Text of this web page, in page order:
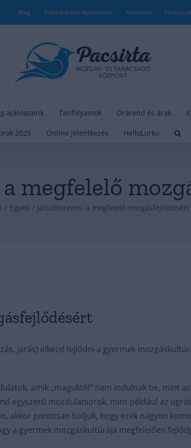
Blog Adatvédelmi tájékoztató Házirend
ajánlataink Tanfolyamok Órarend és árak
2025 Online jelentkezés HelloLurko
megfelelő
/ Egyéb / Játszóterezés- a megfelelő mozgásfejlődésért
járás) elkezd fejlődni a gyermek
amik „maguktól” nem indulnak be, mint
egyszerű mozdulatsorok, mint például az
akkor pontosan tudjuk, hogy ezek nagyon
a gyermek mozgáskultúrája megfelelően